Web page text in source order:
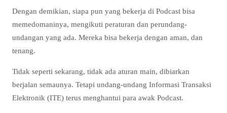
Dengan demikian, siapa pun yang bekerja di Podcast bisa
memedomaninya, mengikuti peraturan dan perundang-
undangan yang ada. Mereka bisa bekerja dengan aman, dan
tenang.
Tidak seperti sekarang, tidak ada aturan main, dibiarkan
berjalan semaunya. Tetapi undang-undang Informasi Transaksi
Elektronik (ITE) terus menghantui para awak Podcast.